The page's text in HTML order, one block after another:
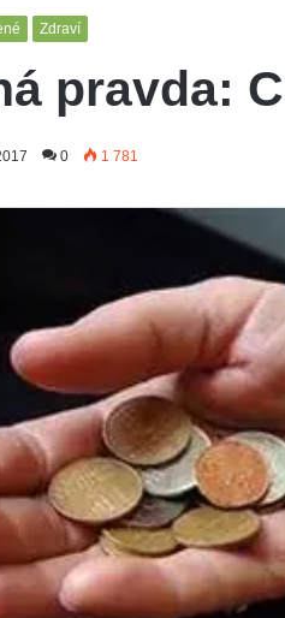
Zdraví
pravda:
0 1 781